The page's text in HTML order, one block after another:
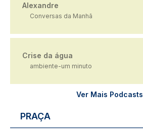
Alexandre
Conversas da Manhã
Crise da água
ambiente-um minuto
Ver Mais Podcasts
PRAÇA